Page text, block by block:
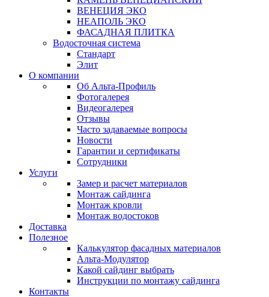
ВЕНЕЦИЯ ЭКО
НЕАПОЛЬ ЭКО
ФАСАДНАЯ ПЛИТКА
Водосточная система
Стандарт
Элит
О компании
Об Альта-Профиль
Фотогалерея
Видеогалерея
Отзывы
Часто задаваемые вопросы
Новости
Гарантии и сертификаты
Сотрудники
Услуги
Замер и расчет материалов
Монтаж сайдинга
Монтаж кровли
Монтаж водостоков
Доставка
Полезное
Калькулятор фасадных материалов
Альта-Модулятор
Какой сайдинг выбрать
Инструкции по монтажу сайдинга
Контакты